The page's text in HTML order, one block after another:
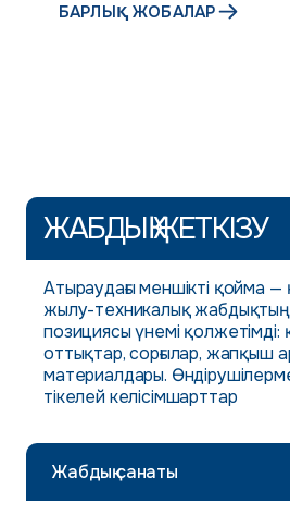
БАРЛЫҚ ЖОБАЛАР
ЖАБДЫҚ ЖЕТКІЗУ
Атыраудағы меншікті қойма
жылу-техникалық
позициясы үнемі қолжетімді:
оттықтар, сорғылар, жапқыш
материалдары.
тікелей келісімшарттар
Жабдық санаты